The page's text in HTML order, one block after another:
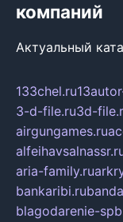
компаний
Актуальный
133chel.ru
3-d-file.ru3d-
airgungames.ru
aria-family.ru
bankaribi.ru
blagodarenie-